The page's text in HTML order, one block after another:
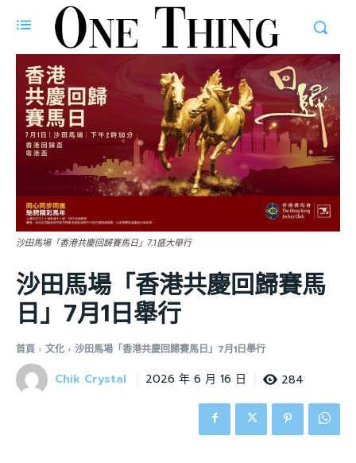
沙田馬場「香港共慶回歸賽馬日」7.1盛大舉行
沙田馬場「香港共慶回歸賽馬
日」7月1日舉行
首頁 文化 沙田馬場「香港共慶回歸賽馬日」7月1日舉行
Chik Crystal 2026 年 6 月 16 日 284